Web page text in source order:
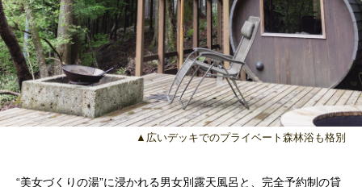
▲広いデッキでのプライベート森林浴も格別
“美女づくりの湯”に浸かれる男女別露天風呂と、完全予約制の貸